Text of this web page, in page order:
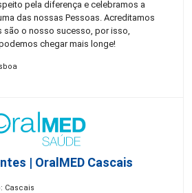
pela diferença e celebramos a
das nossas Pessoas. Acreditamos
são o nosso sucesso, por isso,
chegar mais longe!
| OralMED Cascais
Cascais